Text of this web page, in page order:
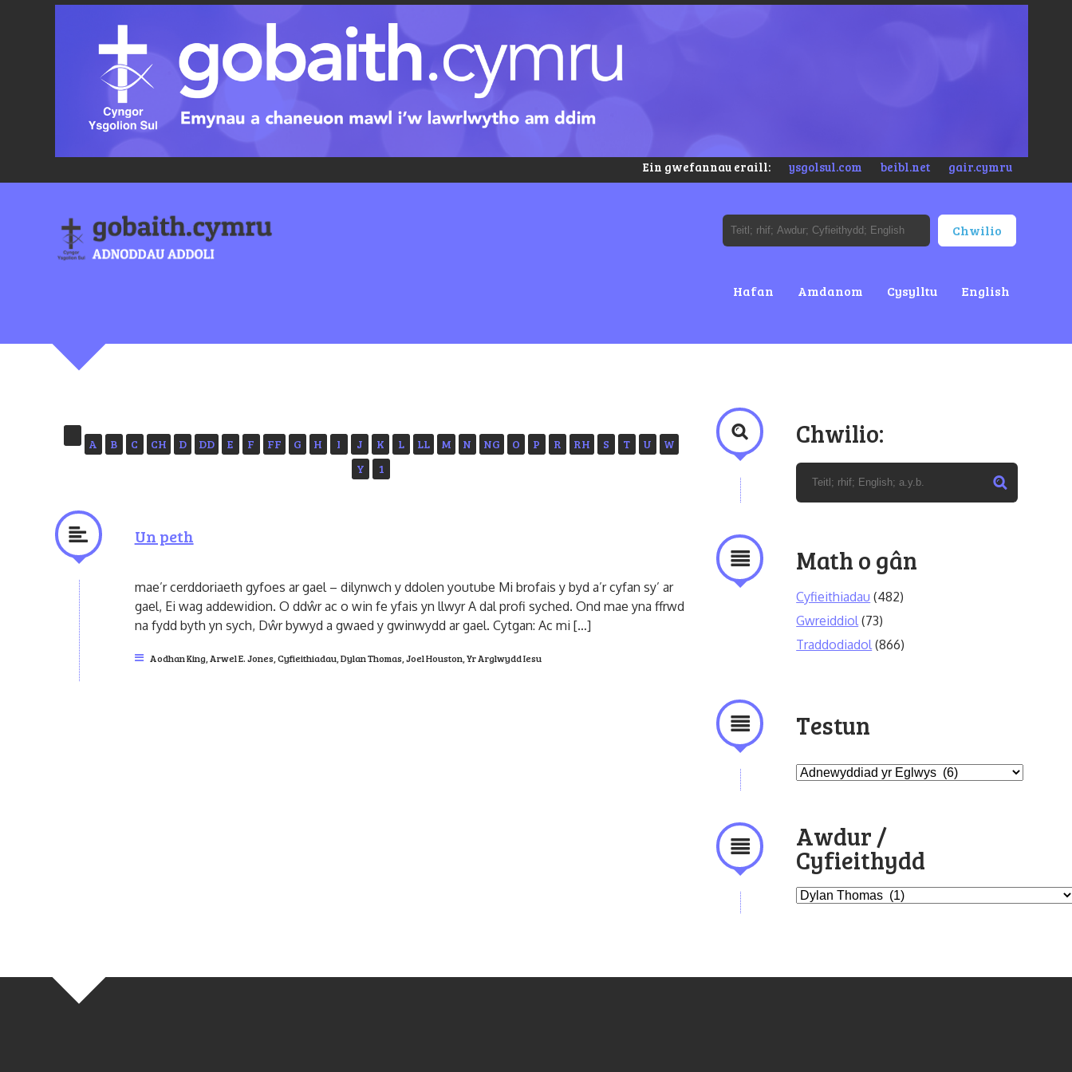
Ein gwefannau eraill: ysgolsul.com beibl.net gair.cymru
Hafan Amdanom Cysylltu English
A B C CH D DD E F FF G H I J K L LL M N NG O P R RH S T U
W
Y
1
Un peth
mae’r cerddoriaeth gyfoes ar gael – dilynwch y ddolen youtube Mi brofais y byd a’r cyfan sy’ ar
gael, Ei wag addewidion. O ddŵr ac o win fe yfais yn llwyr A dal profi syched. Ond mae yna ffrwd
na fydd byth yn sych, Dŵr bywyd a gwaed y gwinwydd ar gael. Cytgan: Ac mi […]
Aodhan King, Arwel E. Jones Cyfieithiadau, Dylan Thomas Joel Houston, Yr Arglwydd Iesu
Chwilio:
Math o gân
Cyfieithiadau (482)
Gwreiddiol (73)
Traddodiadol (866)
Testun
Awdur /
Cyfieithydd